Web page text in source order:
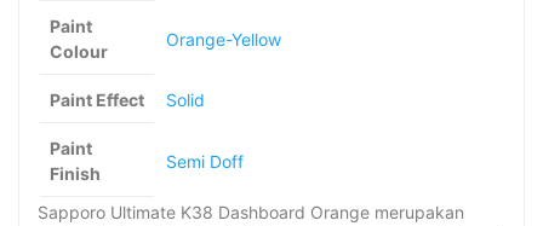
Paint
Colour
Orange-Yellow
Paint Effect Solid
Paint
Finish
Semi Doff
Sapporo Ultimate K38 Dashboard Orange merupakan